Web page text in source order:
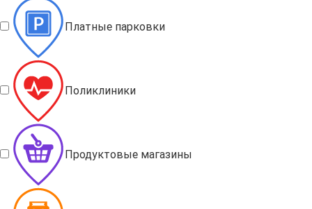
Платные парковки
Поликлиники
Продуктовые магазины